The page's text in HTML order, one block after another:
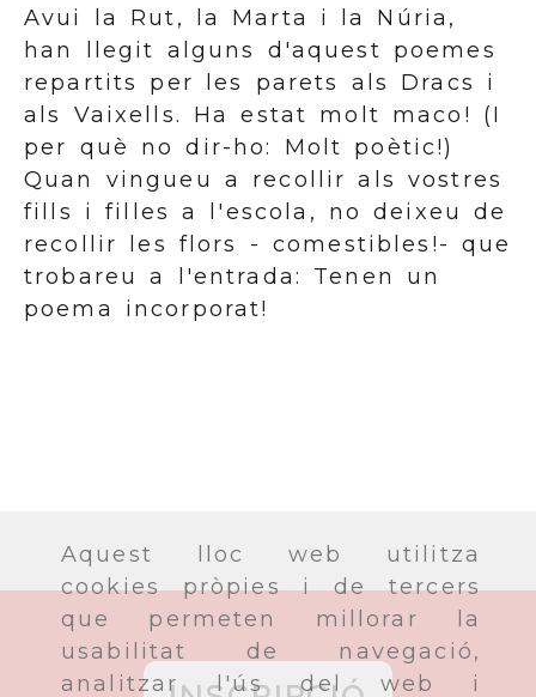
Aquest lloc web utilitza
cookies pròpies i de tercers
que permeten millorar la
usabilitat de navegació,
analitzar l'ús del web i
Avui la Rut, la Marta i la Núria,
han llegit alguns d'aquest poemes
repartits per les parets als Dracs i
als Vaixells. Ha estat molt maco! (I
per què no dir-ho: Molt poètic!)
Quan vingueu a recollir als vostres
fills i filles a l'escola, no deixeu de
recollir les flors - comestibles!- que
trobareu a l'entrada: Tenen un
poema incorporat!